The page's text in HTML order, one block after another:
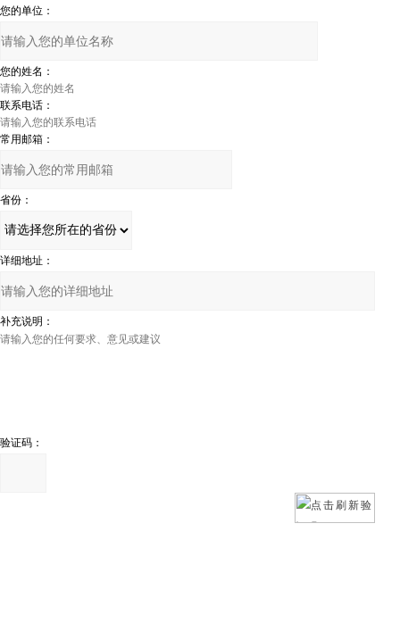
您的单位：
您的姓名：
联系电话：
常用邮箱：
省份：
详细地址：
补充说明：
验证码：